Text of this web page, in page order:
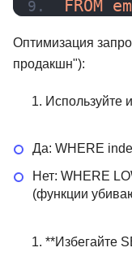
FROM
Оптимизация
продакшн"):
Используйте
Да: WHERE
Нет: WHERE
(функции
**Избегайте